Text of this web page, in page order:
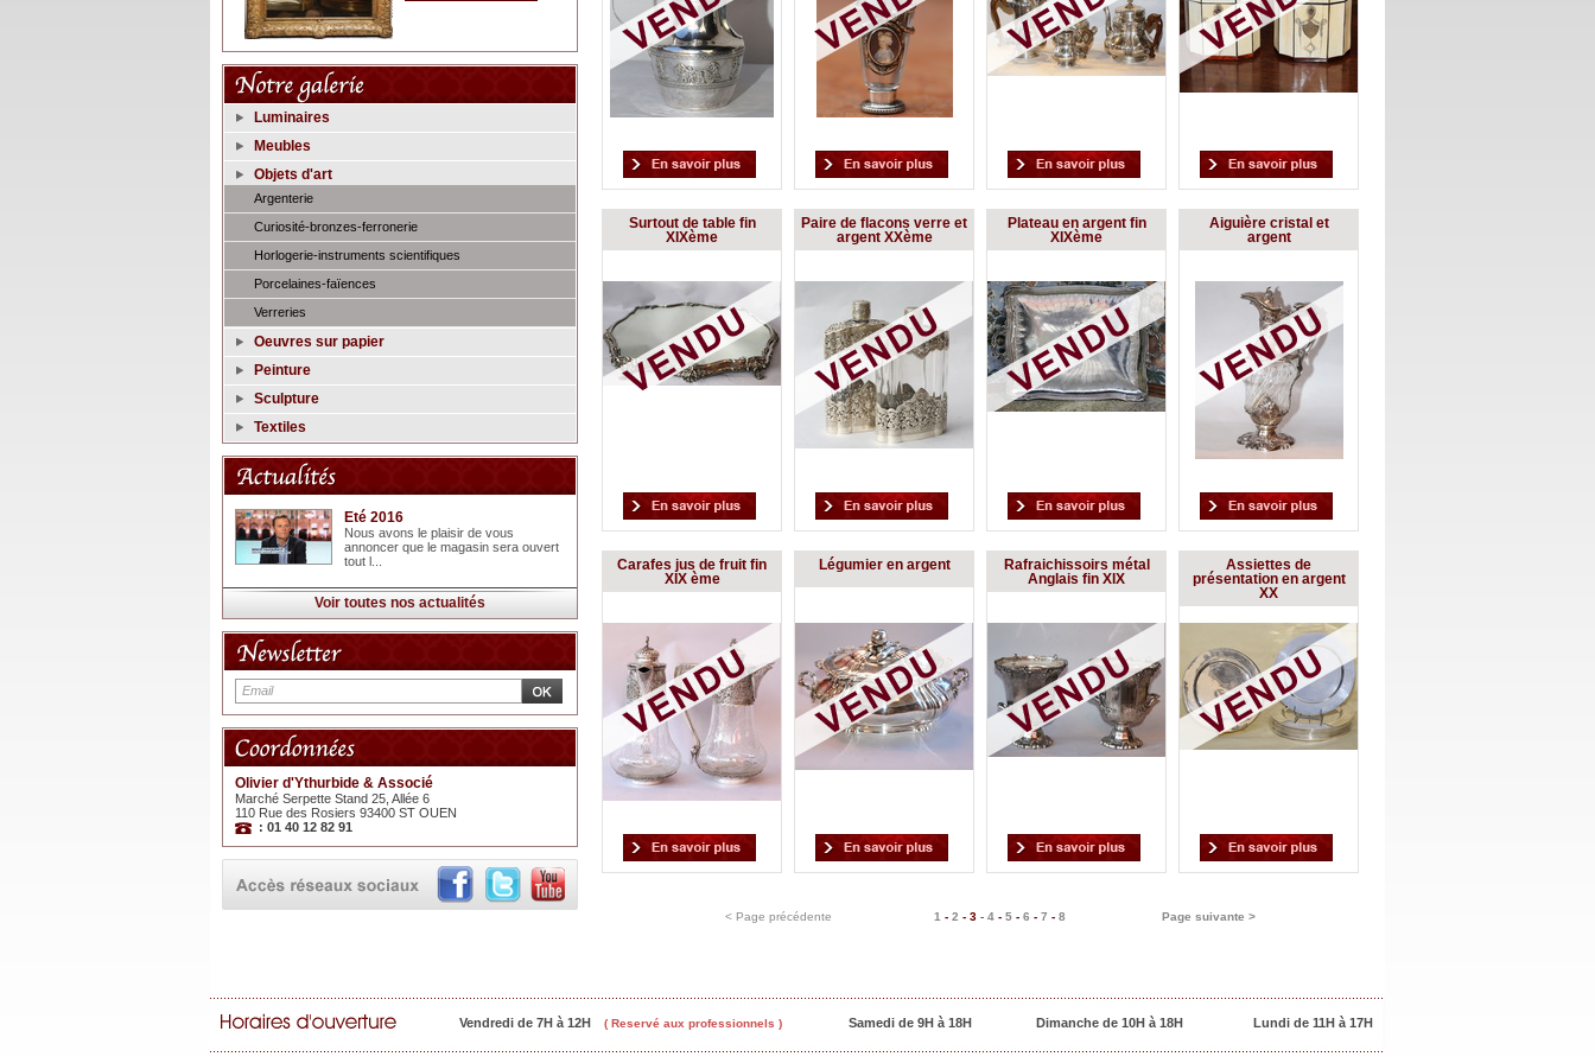
Luminaires
Meubles
Objets d'art
Argenterie
Curiosité-bronzes-ferronerie
Horlogerie-instruments scientifiques
Porcelaines-faïences
Verreries
Oeuvres sur papier
Peinture
Sculpture
Textiles
Eté 2016
Nous avons le plaisir de vous
annoncer que le magasin sera ouvert
tout l...
Voir toutes nos actualités
Olivier d'Ythurbide & Associé
Marché Serpette Stand 25, Allée 6
110 Rue des Rosiers 93400 ST OUEN
: 01 40 12 82 91
Surtout de table fin
XIXème
Paire de flacons verre et
argent XXème
Plateau en argent fin
XIXème
Aiguière cristal et
argent
Carafes jus de fruit fin
XIX ème
Légumier en argent
Rafraichissoirs métal
Anglais fin XIX
Assiettes de
présentation en argent
XX
< Page précédente 1 - 2 - 3- 4- 5- 6 - 7 - 8 Page suivante >
Vendredi de 7H à 12H ( Reservé aux professionnels ) Samedi de 9H à 18H Dimanche de 10H à 18H Lundi de 11H à 17H